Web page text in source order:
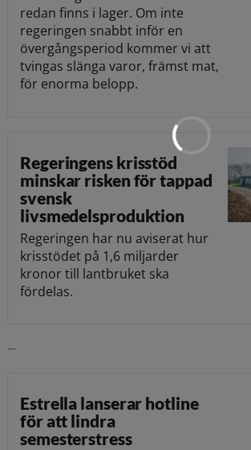
redan finns i lager. Om inte
regeringen snabbt inför en
övergångsperiod kommer vi att
tvingas slänga varor, främst mat,
för enorma belopp.
Regeringens krisstöd
minskar risken för tappad
svensk
livsmedelsproduktion
Regeringen har nu aviserat hur
krisstödet på 1,6 miljarder
kronor till lantbruket ska
fördelas.
Estrella lanserar hotline
för att lindra
semesterstress